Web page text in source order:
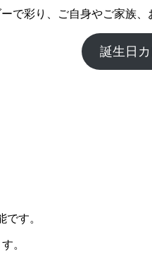
で彩り、ご自身やご家族
誕生日
です。
。